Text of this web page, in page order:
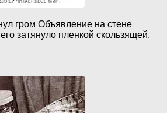
гром Объявление на стене
затянуло пленкой скользящей.